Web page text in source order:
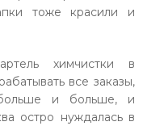
тоже красили и
химчистки в
все заказы,
больше и больше, и
остро нуждалась в